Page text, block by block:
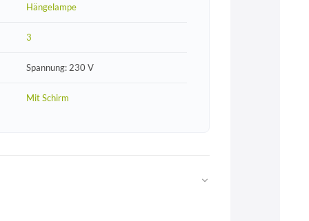
Hängelampe
3
Spannung: 230 V
Mit Schirm